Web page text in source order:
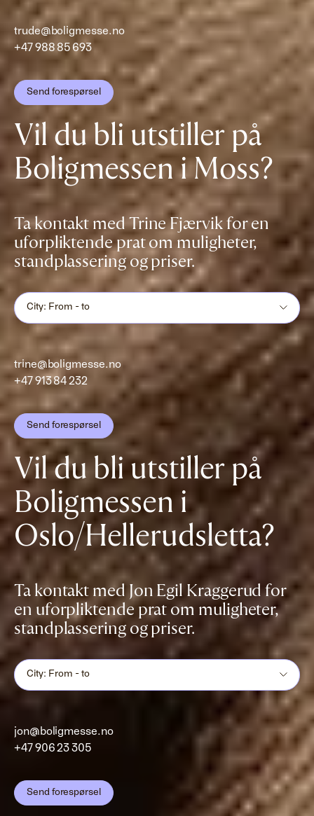
trude@boligmesse.no
+47 988 85 693
Send forespørsel
Vil du bli utstiller på
Boligmessen i Moss?
Ta kontakt med Trine Fjærvik for en
uforpliktende prat om muligheter,
standplassering og priser.
City: From - to
trine@boligmesse.no
+47 913 84 232
Send forespørsel
Vil du bli utstiller på
Boligmessen i
Oslo/Hellerudsletta?
Ta kontakt med Jon Egil Kraggerud for
en uforpliktende prat om muligheter,
standplassering og priser.
City: From - to
jon@boligmesse.no
+47 906 23 305
Send forespørsel